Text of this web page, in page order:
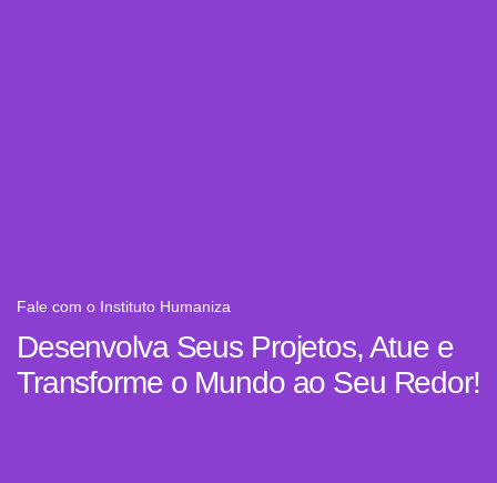
Fale com o Instituto Humaniza
Desenvolva Seus Projetos, Atue e
Transforme o Mundo ao Seu Redor!